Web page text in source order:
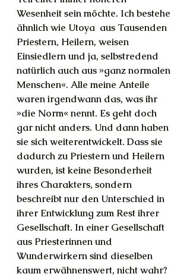
Wesenheit sein möchte. Ich bestehe
ähnlich wie Utoya  aus Tausenden
Priestern, Heilern, weisen
Einsiedlern und ja, selbstredend
natürlich auch aus »ganz normalen
Menschen«. Alle meine Anteile
waren irgendwann das, was ihr
»die Norm« nennt. Es geht doch
gar nicht anders. Und dann haben
sie sich weiterentwickelt. Dass sie
dadurch zu Priestern und Heilern
wurden, ist keine Besonderheit
ihres Charakters, sondern
beschreibt nur den Unterschied in
ihrer Entwicklung zum Rest ihrer
Gesellschaft. In einer Gesellschaft
aus Priesterinnen und
Wunderwirkern sind dieselben
kaum erwähnenswert, nicht wahr?